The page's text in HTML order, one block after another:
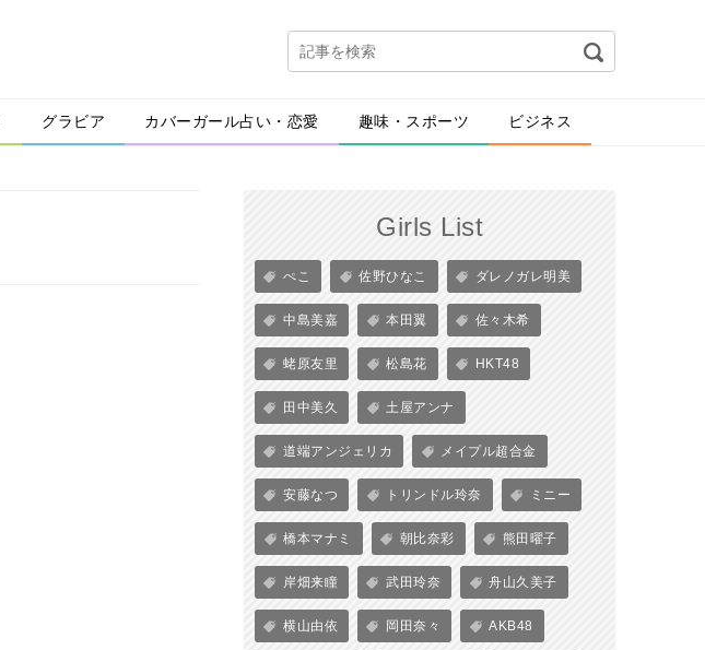
グラビア カバーガール占い・恋愛 趣味・スポーツ ビジネス
Girls List
ぺこ 佐野ひなこ ダレノガレ明美
中島美嘉 本田翼 佐々木希
蛯原友里 松島花 HKT48
田中美久 土屋アンナ
道端アンジェリカ メイプル超合金
安藤なつ トリンドル玲奈 ミニー
橋本マナミ 朝比奈彩 熊田曜子
岸畑来瞳 武田玲奈 舟山久美子
横山由依 岡田奈々 AKB48